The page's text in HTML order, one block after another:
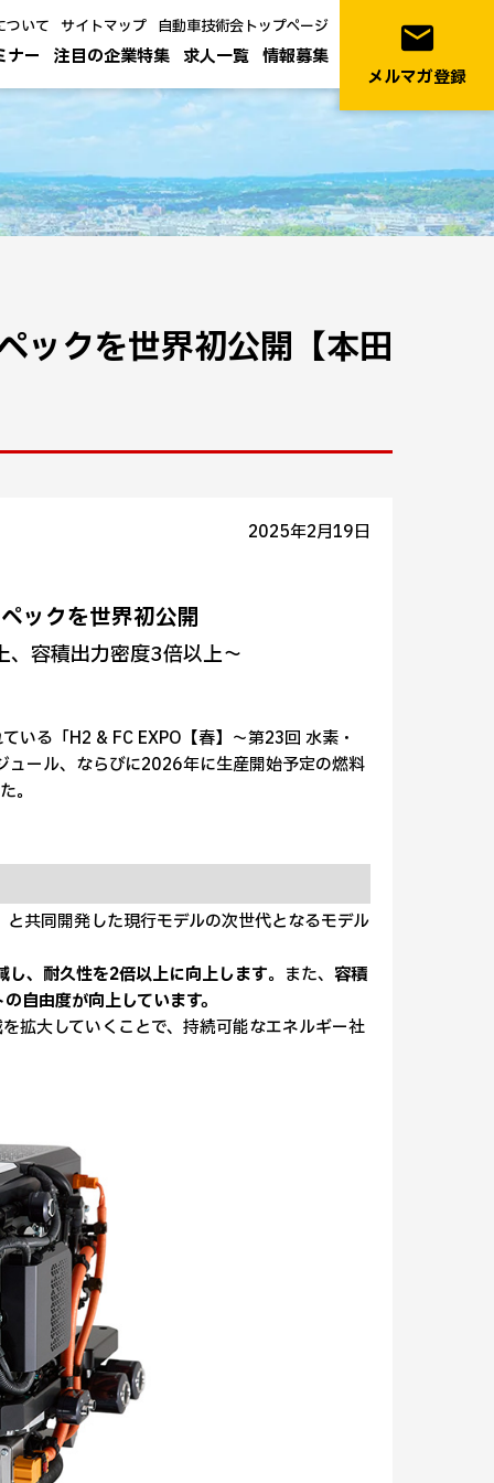
ナー 注目の企業特集 求人一覧 情報募集
ついて サイトマップ 自動車技術会トップページ email
メルマガ登録
ックを世界初公開【本田
2025年2月19日
ックを世界初公開
、容積出力密度3倍以上～
る「H2 & FC EXPO【春】～第23回 水素・
ール、ならびに2026年に生産開始予定の燃料
。
共同開発した現行モデルの次世代となるモデル
し、耐久性を2倍以上に向上します。また、 容積
自由度が向上しています。
大していくことで、持続可能なエネルギー社